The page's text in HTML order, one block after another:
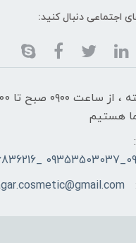
اجتماعی دنبال کنید:
هستیم